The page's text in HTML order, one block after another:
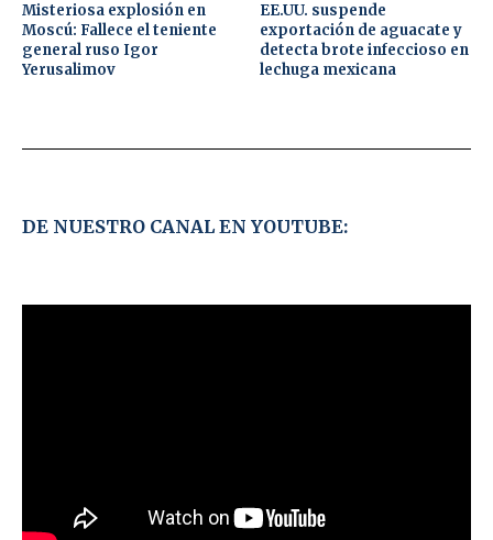
Misteriosa explosión en
Moscú: Fallece el teniente
general ruso Igor
Yerusalimov
EE.UU. suspende
exportación de aguacate y
detecta brote infeccioso en
lechuga mexicana
DE NUESTRO CANAL EN YOUTUBE: